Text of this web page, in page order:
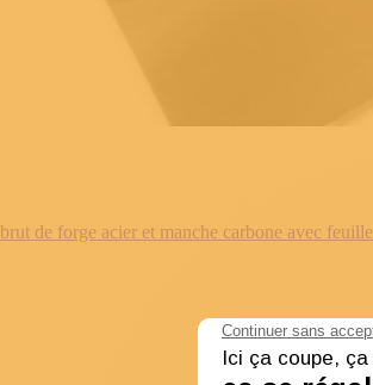
de forge acier et manche carbone avec